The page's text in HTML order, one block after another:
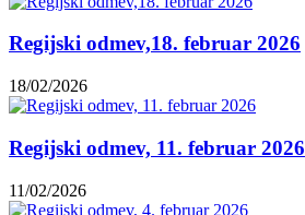
Regijski odmev,18. februar 2026
18/02/2026
Regijski odmev, 11. februar 2026
11/02/2026